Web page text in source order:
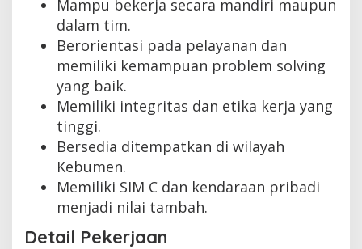
Mampu bekerja secara mandiri maupun
dalam tim.
Berorientasi pada pelayanan dan
memiliki kemampuan problem solving
yang baik.
Memiliki integritas dan etika kerja yang
tinggi.
Bersedia ditempatkan di wilayah
Kebumen.
Memiliki SIM C dan kendaraan pribadi
menjadi nilai tambah.
Detail Pekerjaan